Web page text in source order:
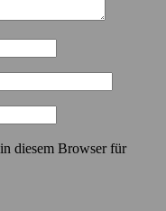
diesem Browser für